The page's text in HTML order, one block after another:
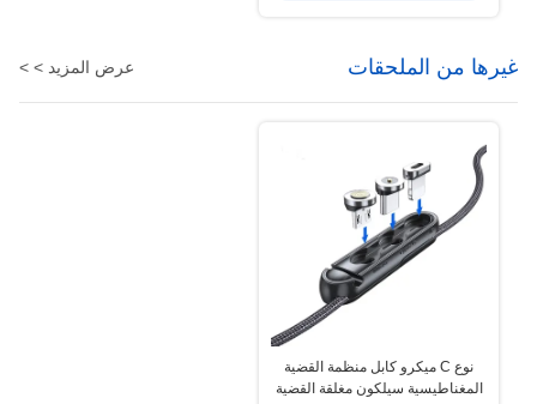
غيرها من الملحقات عرض المزيد > >
نوع C ميكرو كابل منظمة القضية
المغناطيسية سيلكون مغلقة القضية